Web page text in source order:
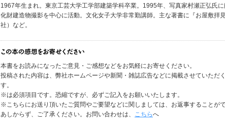
1967年生まれ。東京工芸大学工学部建築学科卒業。1995年、写真家村瀬正弘氏
化財建造物撮影を中心に活動。文化女子大学非常勤講師。主な著書に『お屋敷拝
社）など。
本書をお読みになったご意見・ご感想などをお気軽にお寄せください。
投稿された内容は、弊社ホームページや新聞・雑誌広告などに掲載させていただ
す。
※は必須項目です。恐縮ですが、必ずご記入をお願いいたします。
※こちらにお送り頂いたご質問やご要望などに関しましては、お返事することがで
あしからず、ご了承ください。お問い合わせは、 こちらへ